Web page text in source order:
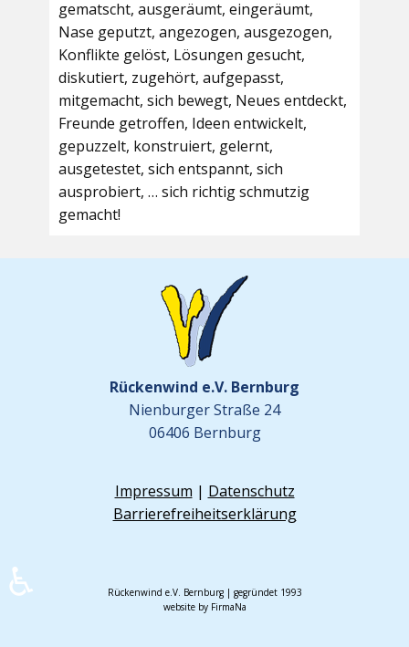
gematscht, ausgeräumt, eingeräumt,
Nase geputzt, angezogen, ausgezogen,
Konflikte gelöst, Lösungen gesucht,
diskutiert, zugehört, aufgepasst,
mitgemacht, sich bewegt, Neues entdeckt,
Freunde getroffen, Ideen entwickelt,
gepuzzelt, konstruiert, gelernt,
ausgetestet, sich entspannt, sich
ausprobiert, … sich richtig schmutzig
gemacht!
Rückenwind e.V. Bernburg
Nienburger Straße 24
06406 Bernburg
Impressum | Datenschutz
Barrierefreiheitserklärung
Rückenwind e.V. Bernburg | gegründet 1993
website by FirmaNa